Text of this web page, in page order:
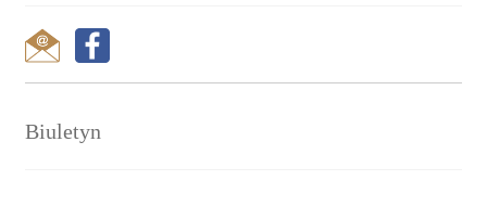
Biuletyn